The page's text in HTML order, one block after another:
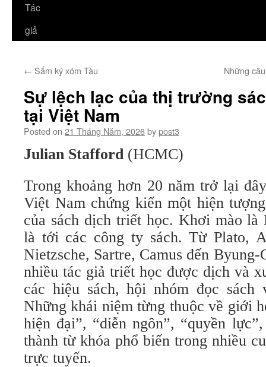
Tác
giả
← Sấm ký xóm Tàu Những
Sự lệch lạc của thị trường
tại Việt Nam
Posted on 21 Tháng Năm, 2026bypost3
Julian Stafford(HCMC)
Trong khoảng hơn 20 năm trở lại
Việt Nam chứng kiến một hiện
của sách dịch triết học. Khơi mào
là tới các công ty sách. Từ Plato,
Nietzsche, Sartre, Camus đến
nhiều tác giả triết học được dịch và
các hiệu sách, hội nhóm đọc sách
Những khái niệm từng thuộc về giới
hiện đại”, “diễn ngôn”, “quyền
thành từ khóa phổ biến trong nhiều
trực tuyến.